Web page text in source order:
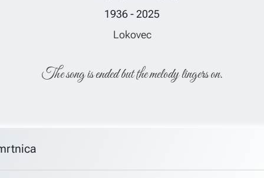
1936 - 2025
Lokovec
The song is ended but the melody lingers on.